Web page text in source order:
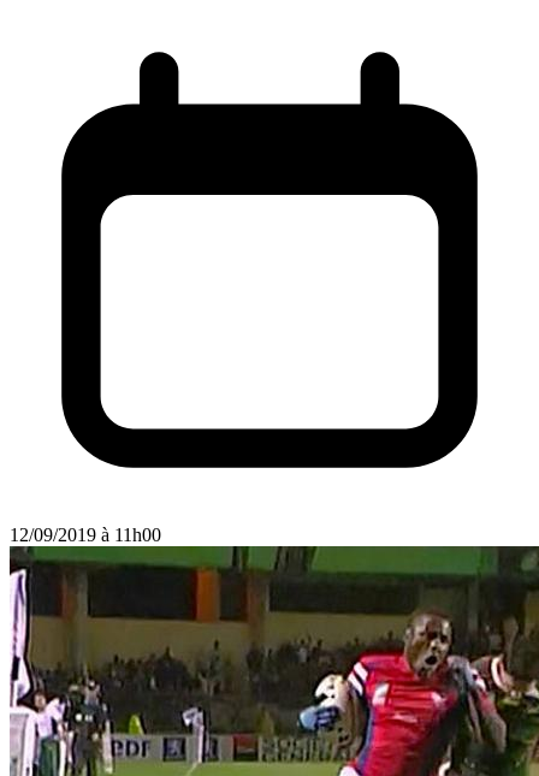
12/09/2019 à 11h00